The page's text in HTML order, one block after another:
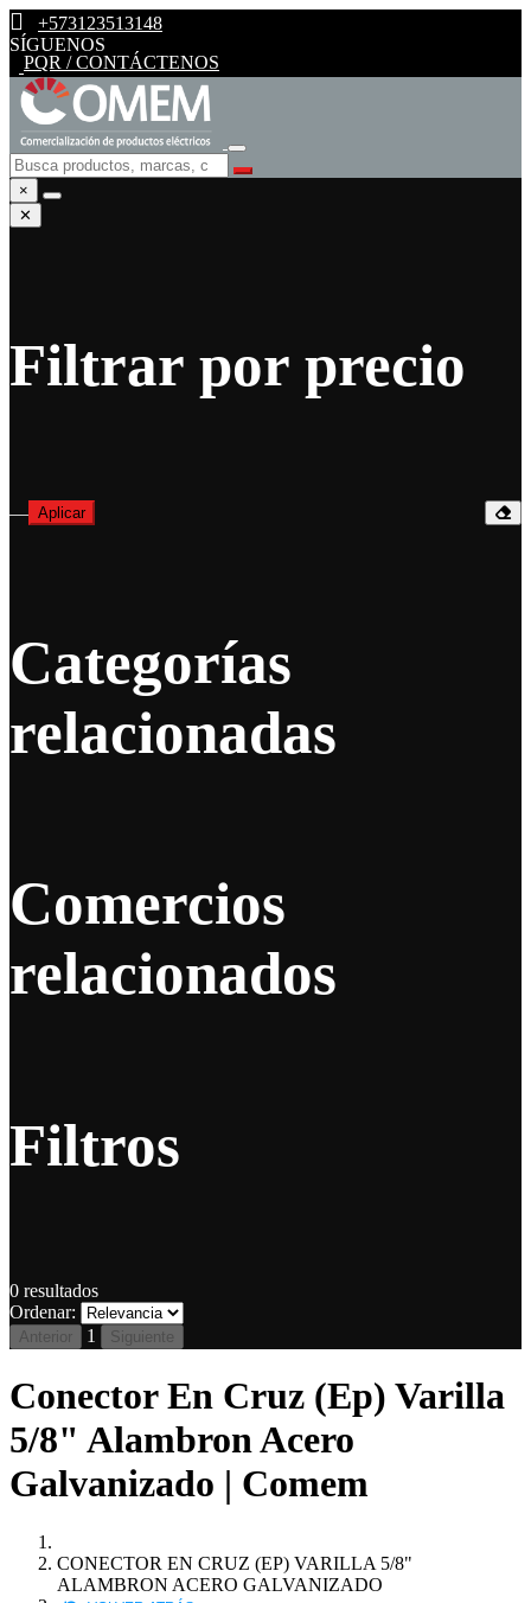
+573123513148
SÍGUENOS
PQR / CONTÁCTENOS
×
✕
Filtrar por precio
— Aplicar
Categorías
relacionadas
Comercios
relacionados
Filtros
0 resultados
Ordenar:
Anterior 1 Siguiente
Conector En Cruz (Ep) Varilla
5/8" Alambron Acero
Galvanizado | Comem
CONECTOR EN CRUZ (EP) VARILLA 5/8"
ALAMBRON ACERO GALVANIZADO